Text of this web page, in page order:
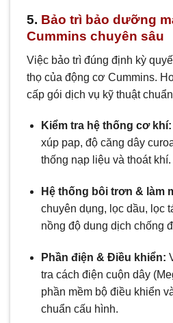
5. Bảo trì bảo dưỡng
Cummins chuyên sâu
Việc bảo trì đúng định kỳ
thọ của động cơ Cummins.
cấp gói dịch vụ kỹ thuật
Kiểm tra hệ thống cơ khí:
xúp pap, độ căng dây
thống nạp liệu và thoát khí.
Hệ thống bôi trơn & làm
chuyên dụng, lọc dầu, lọc
nồng độ dung dịch chống
Phần điện & Điều khiển:
tra cách điện cuộn dây (Me
phần mềm bộ điều khiển
chuẩn cấu hình.